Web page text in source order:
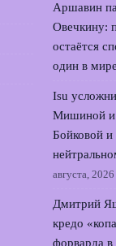
Аршавин
Овечкину:
остаётся
один в мире
Isu
Мишиной и
Бойковой и
августа, 2026
Дмитрий
кредо
форварда